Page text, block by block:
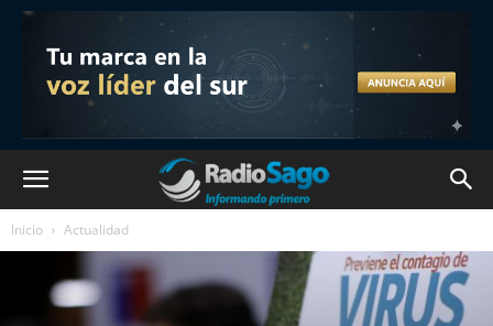
Inicio Actualidad